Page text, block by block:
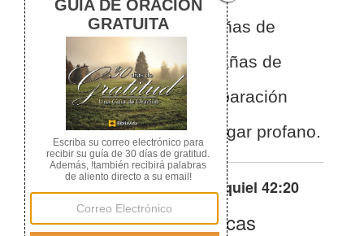
alrededor quinientas cañas de
longitud, y quinientas cañas de
anchura, para hacer separación
entre el santuario y el lugar profano.
Otras traducciones deEzequiel 42:20
La Biblia de las Américas